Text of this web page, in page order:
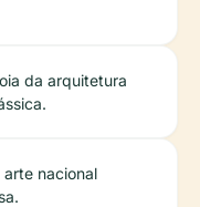
da arquitetura
arte nacional